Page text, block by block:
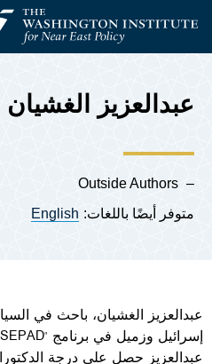
معهد واشنطن لسياسات الشرق
عبدالعزيز الغشيان
Outside Authors
متوفر أيضًا باللغات: English
عبدالعزيز الغشيان، باحث في
عبدالعزيز حصل على درجة